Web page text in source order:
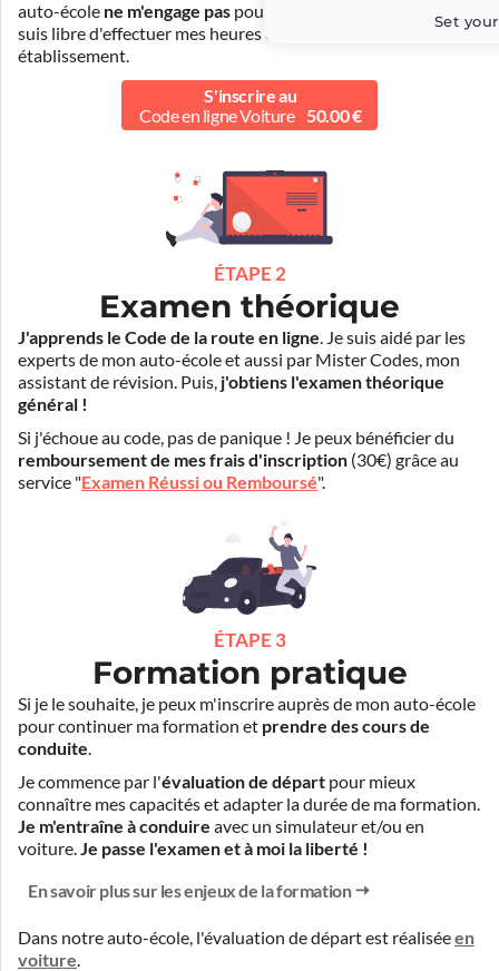
auto-école ne m'engage pas pour la suite de ma formation. Je
suis libre d'effectuer mes heures de conduite dans un autre
établissement.
S'inscrire au
Code en ligne Voiture 50.00 €
ÉTAPE 2
Examen théorique
J'apprends le Code de la route en ligne. Je suis aidé par les
experts de mon auto-école et aussi par Mister Codes, mon
assistant de révision. Puis, j'obtiens l'examen théorique
général !
Si j'échoue au code, pas de panique ! Je peux bénéficier du
remboursement de mes frais d'inscription (30€) grâce au
service "Examen Réussi ou Remboursé".
ÉTAPE 3
Formation pratique
Si je le souhaite, je peux m'inscrire auprès de mon auto-école
pour continuer ma formation et prendre des cours de
conduite.
Je commence par l'évaluation de départ pour mieux
connaître mes capacités et adapter la durée de ma formation.
Je m'entraîne à conduire avec un simulateur et/ou en
voiture. Je passe l'examen et à moi la liberté !
En savoir plus sur les enjeux de la formation
Dans notre auto-école, l'évaluation de départ est réaliséeen
voiture
Set